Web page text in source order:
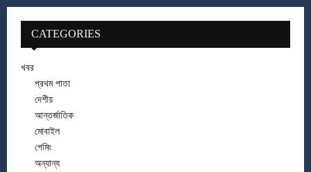
CATEGORIES
খবর
প্রথম পাতা
দেশীয়
আন্তর্জাতিক
মোবাইল
গেমিং
অন্যান্য